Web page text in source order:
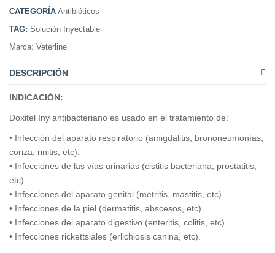
CATEGORÍA Antibióticos
TAG: Solución Inyectable
Marca: Veterline
DESCRIPCIÓN
INDICACIÓN:
Doxitel Iny antibacteriano es usado en el tratamiento de:
• Infección del aparato respiratorio (amigdalitis, brononeumonías,
coriza, rinitis, etc).
• Infecciones de las vías urinarias (cistitis bacteriana, prostatitis,
etc).
• Infecciones del aparato genital (metritis, mastitis, etc).
• Infecciones de la piel (dermatitis, abscesos, etc).
• Infecciones del aparato digestivo (enteritis, colitis, etc).
• Infecciones rickettsiales (erlichiosis canina, etc).